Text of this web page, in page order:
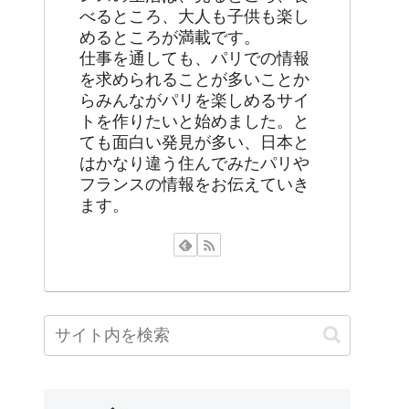
べるところ、大人も子供も楽し
めるところが満載です。
仕事を通しても、パリでの情報
を求められることが多いことか
らみんながパリを楽しめるサイ
トを作りたいと始めました。と
ても面白い発見が多い、日本と
はかなり違う住んでみたパリや
フランスの情報をお伝えていき
ます。